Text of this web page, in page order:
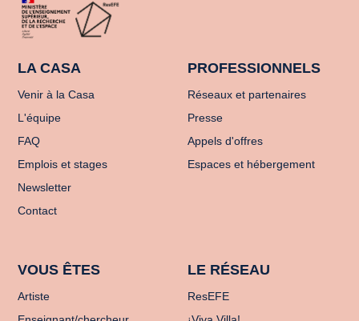
LA CASA
Venir à la Casa
L'équipe
FAQ
Emplois et stages
Newsletter
Contact
PROFESSIONNELS
Réseaux et partenaires
Presse
Appels d'offres
Espaces et hébergement
VOUS ÊTES
Artiste
LE RÉSEAU
ResEFE